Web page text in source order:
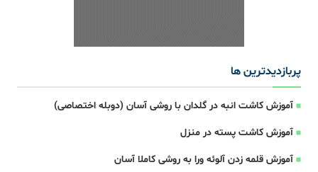
پربازدیدترین ها
آموزش کاشت انبه در گلدان با روشی آسان (دوبله اختصاصی)
آموزش کاشت پسته در منزل
آموزش قلمه زدن آلوئه ورا به روشی کاملا آسان